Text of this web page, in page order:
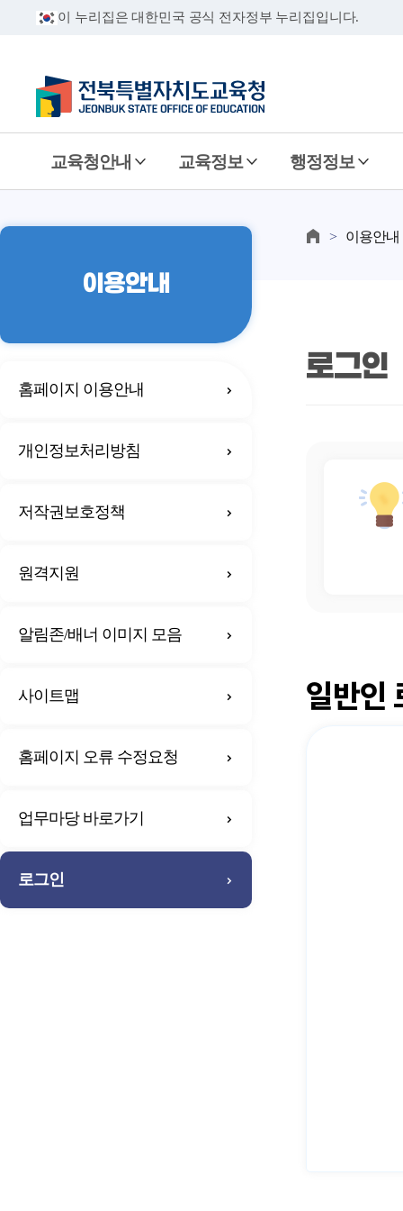
이 누리집은 대한민국 공식 전자정부 누리집입니다.
교육청안내 교육정보 행정정보
이용안내
홈페이지 이용안내
개인정보처리방침
저작권보호정책
원격지원
알림존/배너 이미지 모음
사이트맵
홈페이지 오류 수정요청
업무마당 바로가기
로그인
이용안내
로그인
일반인